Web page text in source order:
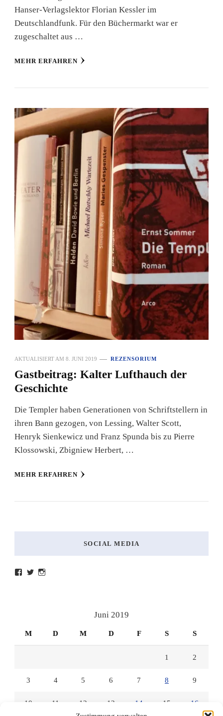
Hanser-Verlagslektor Florian Kessler im
Deutschlandfunk. Für den Büchermarkt war er
zugeschaltet aus …
MEHR ERFAHREN
AKTUALISIERT AM 8. JUNI 2019 REZENSORIUM
Gastbeitrag: Kalter Lufthauch der
Geschichte
Die Templer haben Generationen von Schriftstellern in
ihren Bann gezogen, von Lessing, Walter Scott,
Henryk Sienkewicz und Franz Spunda bis zu Pierre
Klossowski, Zbigniew Herbert, …
MEHR ERFAHREN
SOCIAL MEDIA
ProfilProfil
Juni 2019
M D M D F S S
1 2
3 4 5 6 7 8 9
10 11 12 13 14 15 16